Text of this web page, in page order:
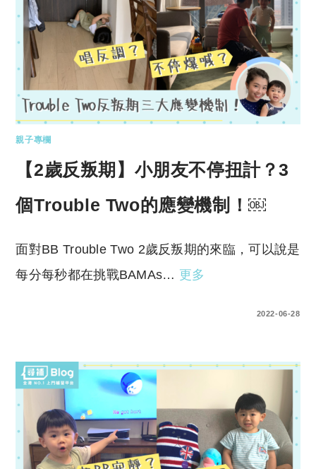
親子專欄
【2歲反叛期】小朋友不停扭計？3
個Trouble Two的應變機制！￼
面對BB Trouble Two 2歲反叛期的來臨，可以說是
每分每秒都在挑戰BAMAs… 更多
2022-06-28